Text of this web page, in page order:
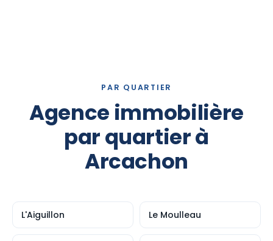
PAR QUARTIER
Agence immobilière
par quartier à
Arcachon
L'Aiguillon Le Moulleau